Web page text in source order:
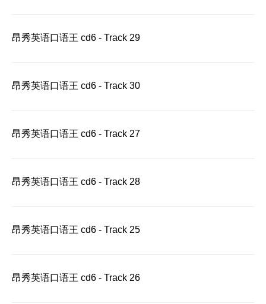
昂秀英语口语王 cd6 - Track 29
昂秀英语口语王 cd6 - Track 30
昂秀英语口语王 cd6 - Track 27
昂秀英语口语王 cd6 - Track 28
昂秀英语口语王 cd6 - Track 25
昂秀英语口语王 cd6 - Track 26